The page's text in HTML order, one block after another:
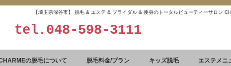
【埼玉県深谷市】 脱毛 & エステ & ブライダル & 痩身のトータルビューティーサロン
tel. 048-598-3111
の脱毛について 脱毛料金/プラン キッズ脱毛 エステメニ